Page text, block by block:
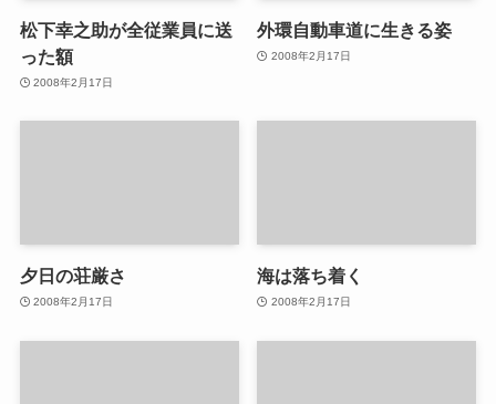
松下幸之助が全従業員に送
った額
2008年2月17日
外環自動車道に生きる姿
2008年2月17日
夕日の荘厳さ
2008年2月17日
海は落ち着く
2008年2月17日